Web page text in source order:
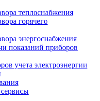
теплоснабжения
горячего
энергоснабжения
показаний приборов
учета электроэнергии